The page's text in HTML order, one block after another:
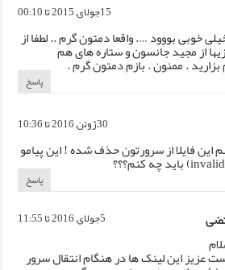
15جولای, 2015 تا 00:10
خوبی بووود …. واقعا دمتون گرم .. لطفا از
از مجید جانسون و ستاره های هم
. ممنون . بازم دمتون گرم .
پاسخ
30ژوئن, 2016 تا 10:36
این فایلا از سرورتون حذف شده ! این پیامو
پاسخ
5جولای, 2016 تا 11:55
عزیز این لینک ها در هنگام انتقال سرور